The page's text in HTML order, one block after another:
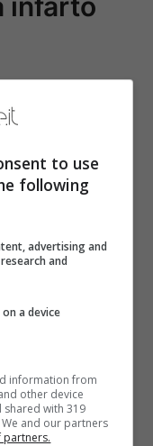
to use
following
advertising and
and
a device
information from
other device
shared with 319
and our partners
partners.